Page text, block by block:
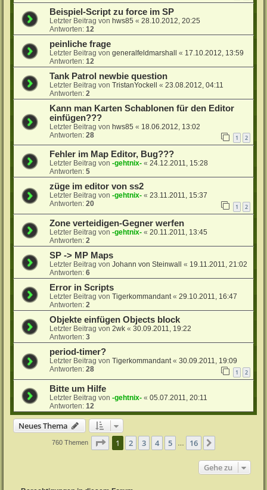
Beispiel-Script zu force im SP
Letzter Beitrag vonhws85 «28.10.2012, 20:25
Antworten:12
peinliche frage
Letzter Beitrag vongeneralfeldmarshall « 17.10.2012, 13:59
Antworten:12
Tank Patrol newbie question
Letzter Beitrag vonTristanYockell «23.08.2012, 04:11
Antworten:2
Kann man Karten Schablonen für den Editor
einfügen???
Letzter Beitrag vonhws85 « 18.06.2012, 13:02
Antworten:28 1 2
Fehler im Map Editor, Bug???
Letzter Beitrag von-gehtnix- «24.12.2011, 15:28
Antworten:5
züge im editor von ss2
Letzter Beitrag von-gehtnix- «23.11.2011, 15:37
Antworten:20 1 2
Zone verteidigen-Gegner werfen
Letzter Beitrag von-gehtnix- «20.11.2011, 13:45
Antworten:2
SP -> MP Maps
Letzter Beitrag vonJohann von Steinwall « 19.11.2011, 21:02
Antworten:6
Error in Scripts
Letzter Beitrag vonTigerkommandant«29.10.2011, 16:47
Antworten:2
Objekte einfügen Objects block
Letzter Beitrag von2wk «30.09.2011, 19:22
Antworten:3
period-timer?
Letzter Beitrag vonTigerkommandant«30.09.2011, 19:09
Antworten:28 1 2
Bitte um Hilfe
Letzter Beitrag von-gehtnix- «05.07.2011, 20:11
Antworten:12
Neues Thema
760 Themen Seite 1von 16
1 2 3 4 5 16
Gehe zu